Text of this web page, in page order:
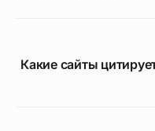
Какие сайты